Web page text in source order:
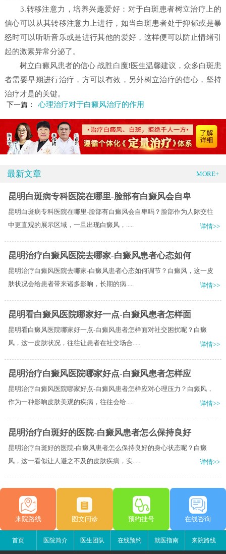
3.转移注意力，培养兴趣爱好：对于白斑患者树立治疗上的
信心可以从其转移注意力上进行，如当白斑患者处于抑郁或是暴
怒时可以听听音乐或是进行其他的爱好，这样便可以防止情绪引
起的激素异常分泌了。
树立白癜风患者的信心 战胜白魔!医生温馨建议，众多白斑患
者需要早期进行治疗，方可以有效，另外树立治疗的信心，坚持
治疗才是的关键。
下一篇： 心理治疗对于白癜风治疗的作用
最新文章 MORE+
昆明白斑病专科医院在哪里-脸部有白癜风会自卑
昆明白斑病专科医院在哪里-脸部有白癜风会自卑吗？脸部作为人际交往
中更直观的展示区域，一旦出现白癜风，.....
详情>>
昆明治疗白癜风医院去哪家-白癜风患者心态如何
昆明治疗白癜风医院去哪家-白癜风患者心态如何调节？白癜风，这一皮
肤状况会给患者带来诸多影响，长期的病.....
详情>>
昆明看白癜风医院哪家好一点-白癜风患者怎样面
昆明看白癜风医院哪家好一点-白癜风患者怎样面对社交困扰呢？白癜
风，这一皮肤状况，往往让患者在社交场合.....
详情>>
昆明治疗白癜风医院哪家好点-白癜风患者怎样应
昆明治疗白癜风医院哪家好点-白癜风患者怎样应对心理压力？白癜风，
作为一种影响皮肤美观的疾病，往往会给.....
详情>>
昆明治疗白斑好的医院-白癜风患者怎么保持良好
昆明治疗白斑好的医院-白癜风患者怎么保持良好的身心状态呢？白癜
风，这一看似让人避之不及的皮肤疾病，实.....
详情>>
来院路线 图文问诊 预约挂号 在线咨询
首页 医院简介 医生团队 在线预约 就医指南 来院路线